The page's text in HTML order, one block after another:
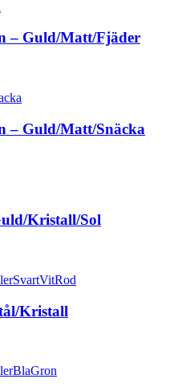
– Guld/Matt/Fjäder
– Guld/Matt/Snäcka
Kristall/Sol
Kristall